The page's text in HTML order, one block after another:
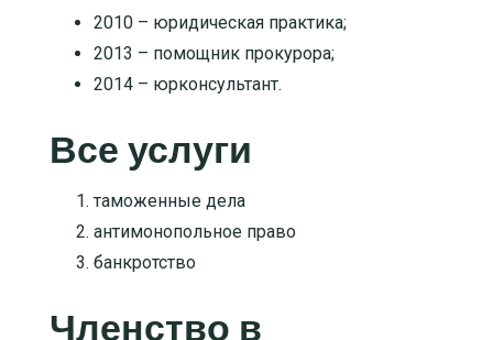
2010 – юридическая практика;
2013 – помощник прокурора;
2014 – юрконсультант.
Все услуги
таможенные дела
антимонопольное право
банкротство
Членство в